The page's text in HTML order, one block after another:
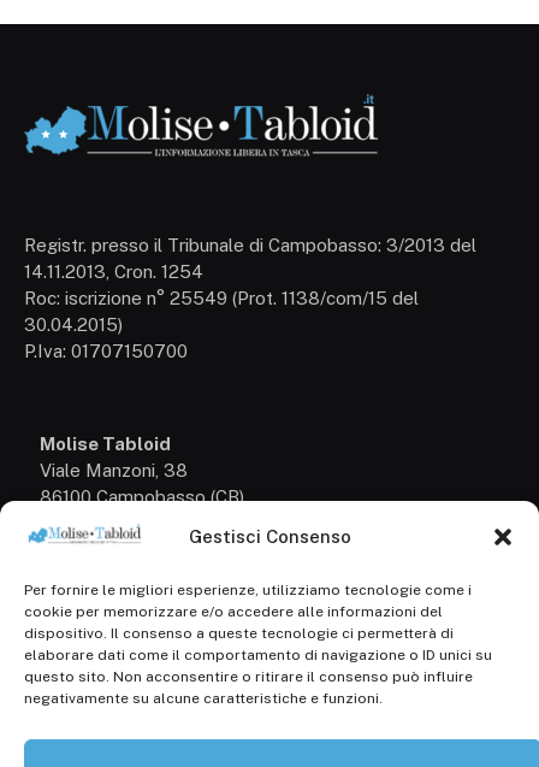
Gestisci Consenso
Per fornire le migliori esperienze, utilizziamo tecnologie come i
cookie per memorizzare e/o accedere alle informazioni del
dispositivo. Il consenso a queste tecnologie ci permetterà di
elaborare dati come il comportamento di navigazione o ID unici su
questo sito. Non acconsentire o ritirare il consenso può influire
negativamente su alcune caratteristiche e funzioni.
Registr. presso il Tribunale di Campobasso: 3/2013 del
14.11.2013, Cron. 1254
Roc: iscrizione n° 25549 (Prot. 1138/com/15 del
30.04.2015)
P.Iva: 01707150700
Molise Tabloid
Viale Manzoni, 38
86100 Campobasso (CB)
+39 3333169466
Scrivici a:
info@molisetabloid.it
commerciale@molisetabloid.it
Disclaimer